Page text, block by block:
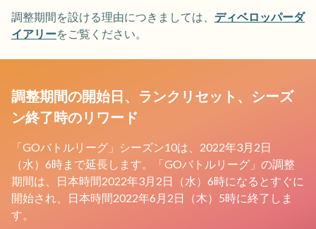
調整期間を設ける理由につきましては、 ディベロッパーダ
イアリーをご覧ください。
調整期間の開始日、ランクリセット、シーズ
ン終了時のリワード
「GOバトルリーグ」シーズン10は、2022年3月2日
（水）6時まで延長します。「GOバトルリーグ」の調整
期間は、日本時間2022年3月2日（水）6時になるとすぐに
開始され、日本時間2022年6月2日（木）5時に終了しま
す。